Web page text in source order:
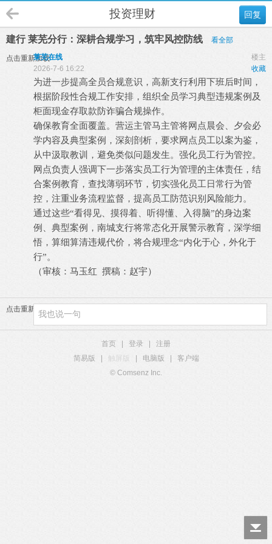
回复
投资理财
建行 莱芜分行：深耕合规学习，筑牢风控防线 看全部
点击重新加载 楼主
莱芜在线
收藏
2026-7-6 16:22
为进一步提高全员合规意识，高新支行利用下班后时间，
根据阶段性合规工作安排，组织全员学习典型违规案例及
柜面现金存取款防诈骗合规操作。
确保教育全面覆盖。营运主管马主管将网点晨会、夕会必
学内容及典型案例，深刻剖析，要求网点员工以案为鉴，
从中汲取教训，避免类似问题发生。强化员工行为管控。
网点负责人强调下一步落实员工行为管理的主体责任，结
合案例教育，查找薄弱环节，切实强化员工日常行为管
控，注重业务流程监督，提高员工防范识别风险能力。
通过这些“看得见、摸得着、听得懂、入得脑”的身边案
例、典型案例，南城支行将常态化开展警示教育，深学细
悟，算细算清违规代价，将合规理念“内化于心，外化于
行”。
（审核：马玉红 撰稿：赵宇）
点击重新加载
首页 登录
注册
简易版
触屏版 电脑版
客户端
© Comsenz Inc.